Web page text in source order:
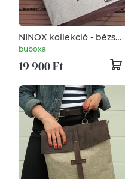
NINOX kollekció - bézs
szövet-barna bőr
hátizsák
buboxa
19 900 Ft